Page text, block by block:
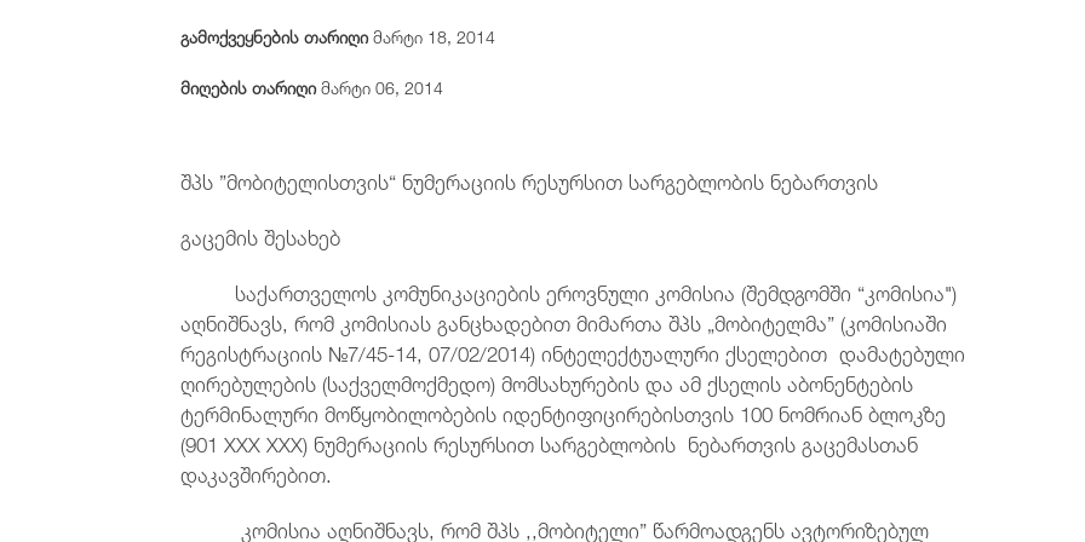
post@comcom.ge
post@comcom.ge
post@comcom.ge
post@comcom.ge
გამოქვეყნების თარიღიმარტი 18, 2014
მიღების თარიღიმარტი 06, 2014
შპს ”მობიტელისთვის“ ნუმერაციის რესურსით სარგებლობის ნებართვის
გაცემის შესახებ
საქართველოს კომუნიკაციების ეროვნული კომისია (შემდგომში “კომისია")
აღნიშნავს, რომ კომისიას განცხადებით მიმართა შპს „მობიტელმა” (კომისიაში
რეგისტრაციის №7/45-14, 07/02/2014) ინტელექტუალური ქსელებით დამატებული
ღირებულების (საქველმოქმედო) მომსახურების და ამ ქსელის აბონენტების
ტერმინალური მოწყობილობების იდენტიფიცირებისთვის 100 ნომრიან ბლოკზე
(901 XXX XXX) ნუმერაციის რესურსით სარგებლობის ნებართვის გაცემასთან
დაკავშირებით.
კომისია აღნიშნავს, რომ შპს ,,მობიტელი” წარმოადგენს ავტორიზებულ